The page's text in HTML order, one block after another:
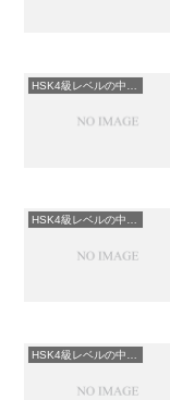
HSK4級レベルの中国語